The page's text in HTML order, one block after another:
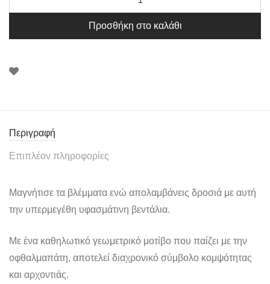
Προσθήκη στο καλάθι
Περιγραφή
Επιπλέον πληροφορίες
Μαγνήτισε τα βλέμματα ενώ απολαμβάνεις δροσιά με αυτή
την υπερμεγέθη υφασμάτινη βεντάλια.
Με ένα καθηλωτικό γεωμετρικό μοτίβο που παίζει με την
οφθαλμαπάτη, αποτελεί διαχρονικό σύμβολο κομψότητας
και αρχοντιάς.